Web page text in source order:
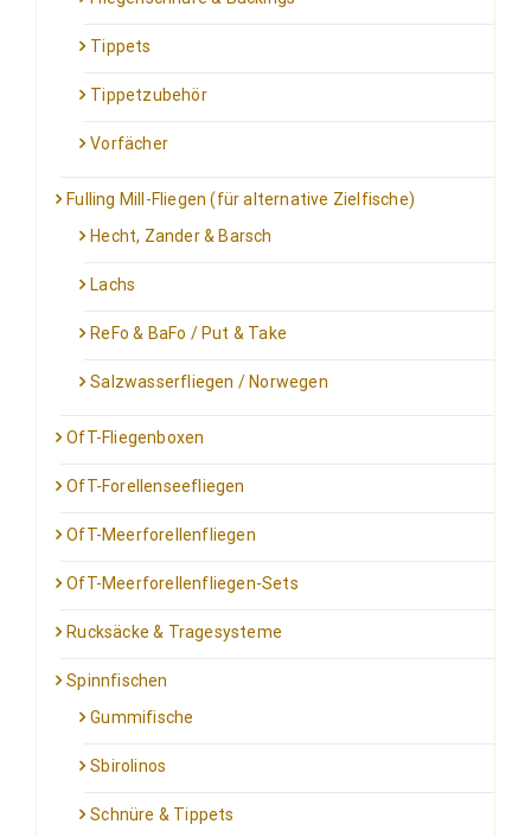
Tippets
Tippetzubehör
Vorfächer
Fulling Mill-Fliegen (für alternative Zielfische)
Hecht, Zander & Barsch
Lachs
ReFo & BaFo / Put & Take
Salzwasserfliegen / Norwegen
OfT-Fliegenboxen
OfT-Forellenseefliegen
OfT-Meerforellenfliegen
OfT-Meerforellenfliegen-Sets
Rucksäcke & Tragesysteme
Spinnfischen
Gummifische
Sbirolinos
Schnüre & Tippets